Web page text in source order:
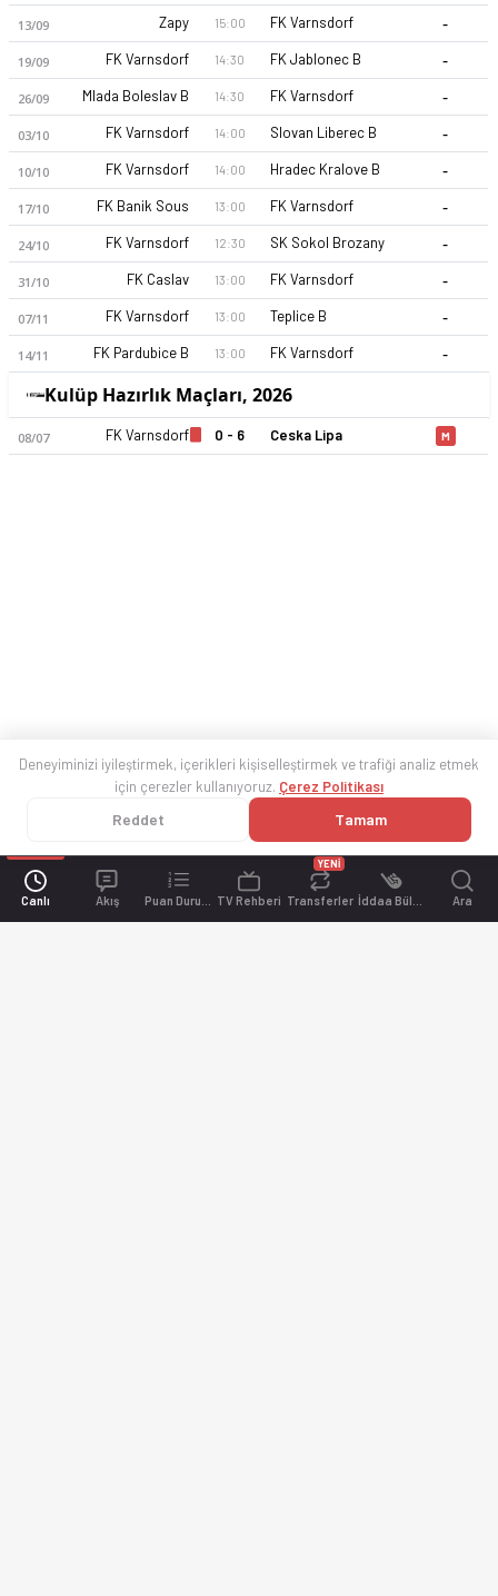
Canlı Akış TV Rehberi Transferler
YENİ
Ara
SK Slovan Varnsdorf 26-27 sezonu | CFL Grup B'de 3.
13/09 Zapy 15:00 FK Varnsdorf -
19/09 FK Varnsdorf 14:30 FK Jablonec B -
26/09 Mlada Boleslav B 14:30 FK Varnsdorf -
03/10 FK Varnsdorf 14:00 Slovan Liberec B -
10/10 FK Varnsdorf 14:00 Hradec Kralove B -
17/10 FK Banik Sous 13:00 FK Varnsdorf -
24/10 FK Varnsdorf 12:30 SK Sokol Brozany -
31/10 FK Caslav 13:00 FK Varnsdorf -
07/11 FK Varnsdorf 13:00 Teplice B -
14/11 FK Pardubice B 13:00 FK Varnsdorf
-
Kulüp Hazırlık Maçları, 2026
08/07 FK Varnsdorf 0 - 6 Ceska Lipa M
Deneyiminizi iyileştirmek, içerikleri kişiselleştirmek ve trafiği analiz etmek
için çerezler kullanıyoruz. Çerez Politikası
Reddet Tamam